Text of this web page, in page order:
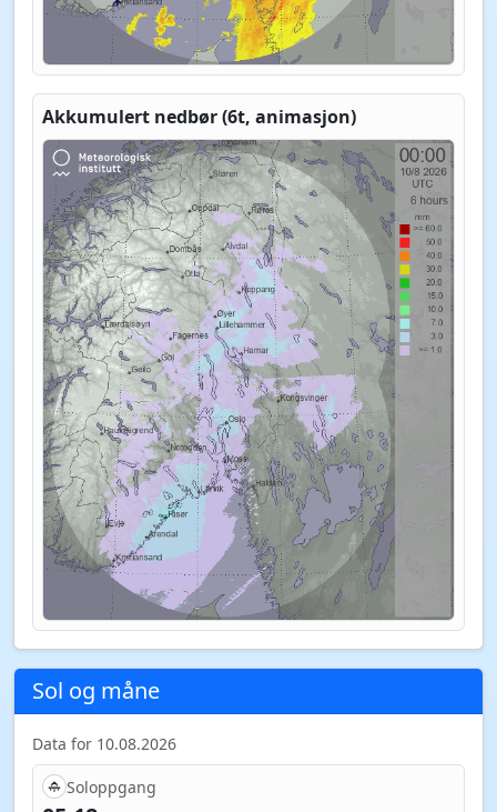
Akkumulert nedbør (6t, animasjon)
Sol og måne
Data for 10.08.2026
Soloppgang